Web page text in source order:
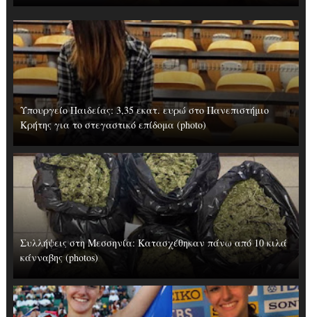
Υπουργείο Παιδείας: 3,35 εκατ. ευρώ στο Πανεπιστήμιο
Κρήτης για το στεγαστικό επίδομα (photo)
Συλλήψεις στη Μεσσηνία: Κατασχέθηκαν πάνω από 10 κιλά
κάνναβης (photos)